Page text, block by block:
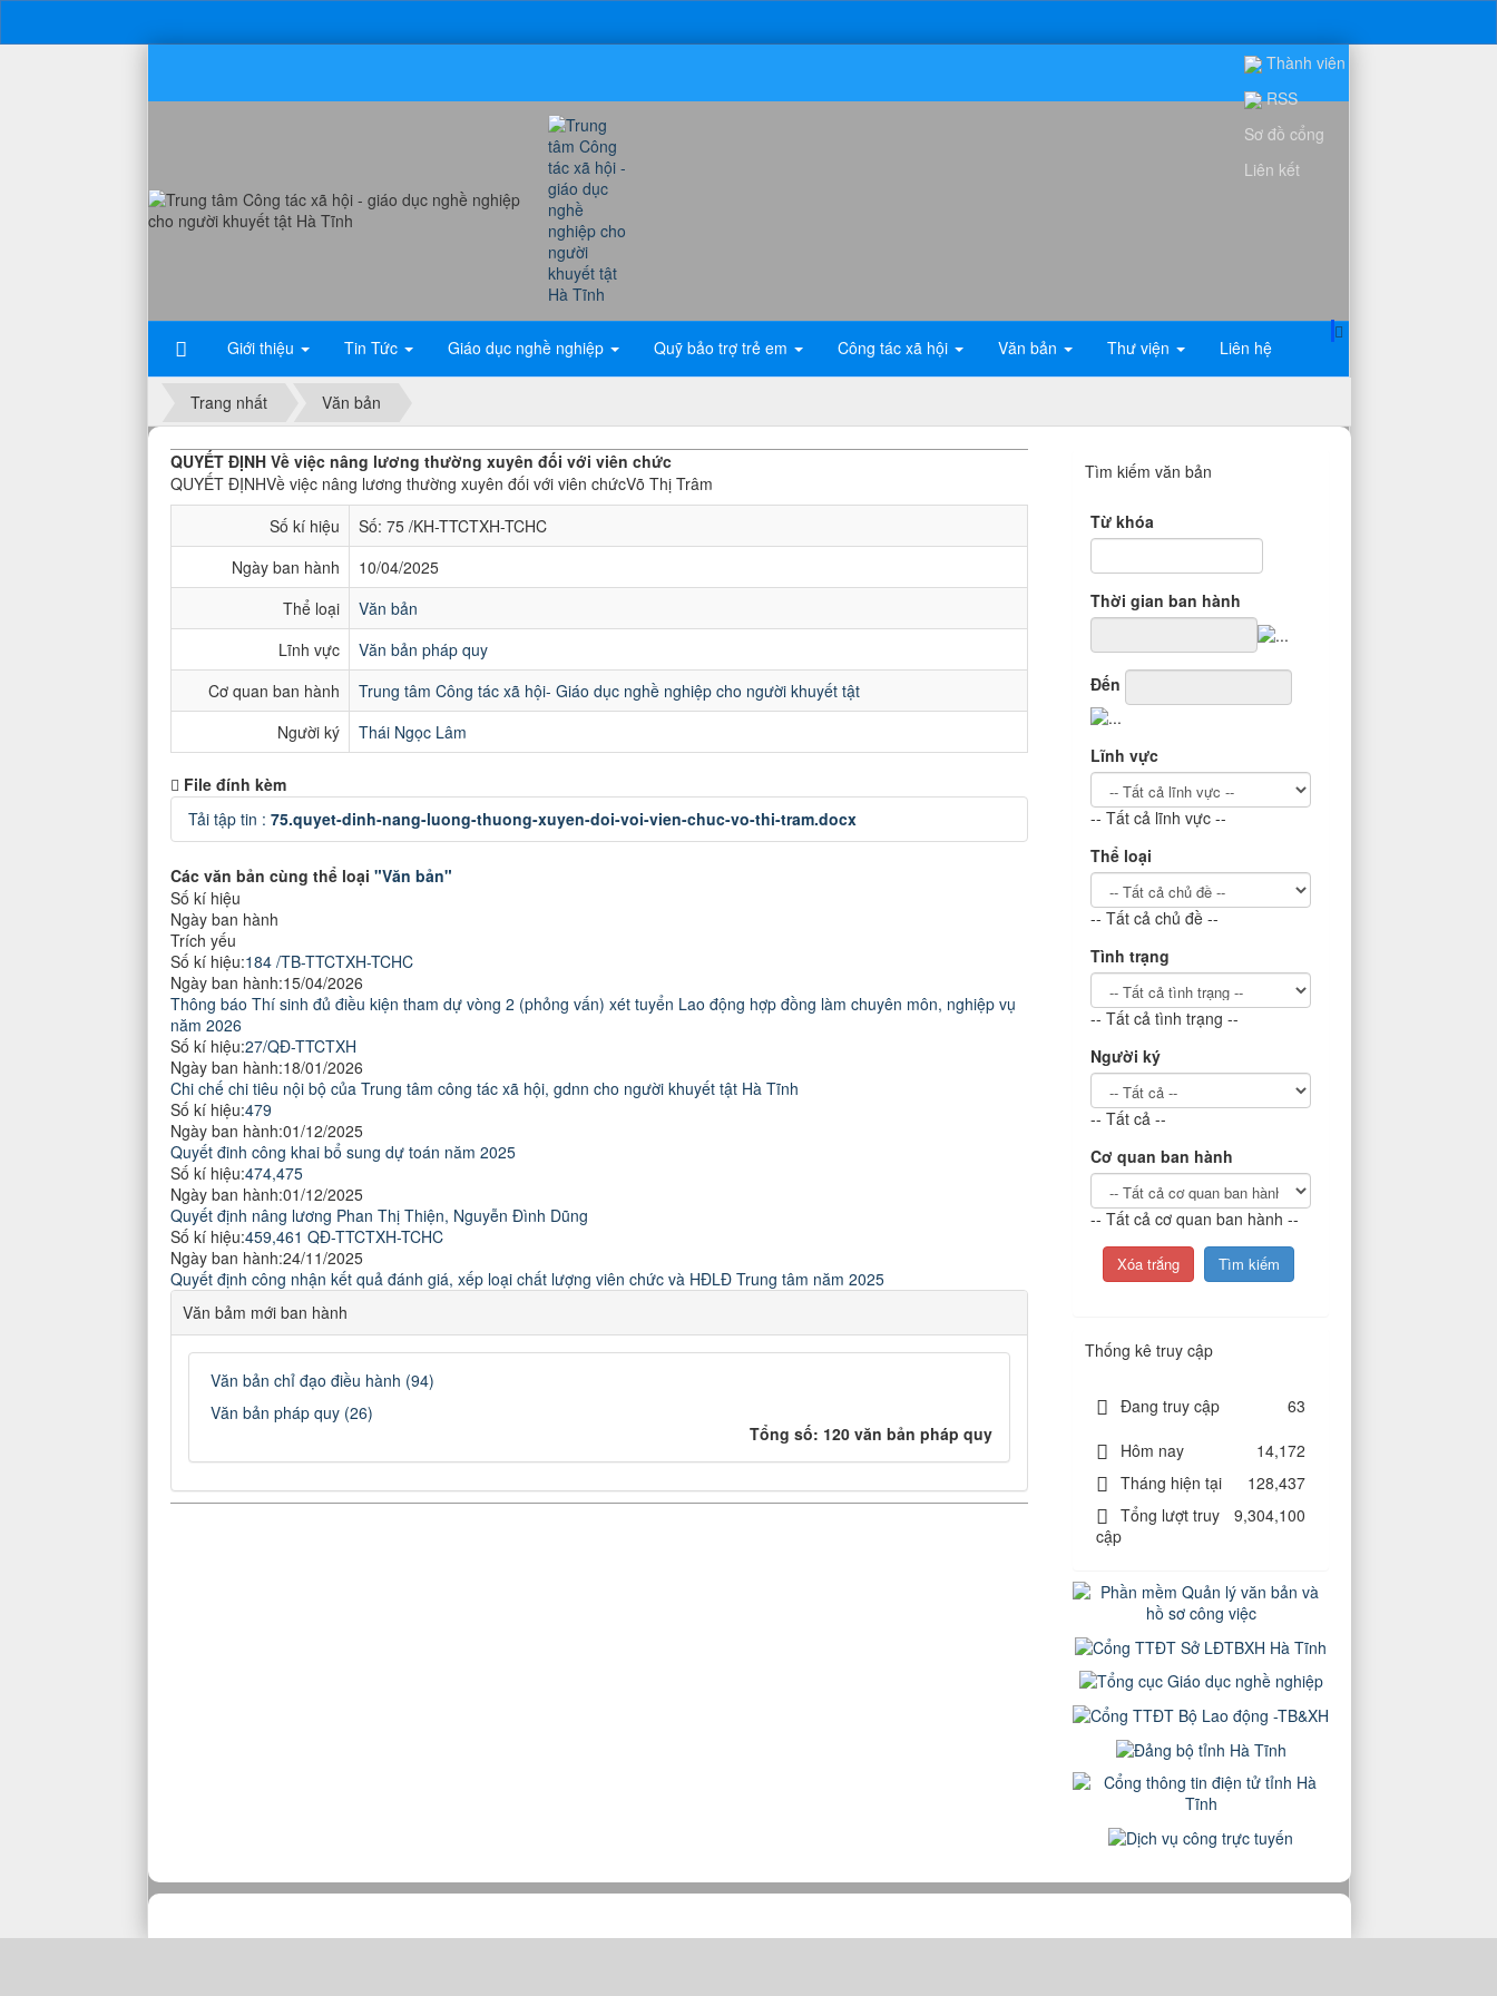
Giới thiệu Tin Tức Giáo dục nghề nghiệp Quỹ bảo trợ trẻ em Công tác xã hội Văn bản Thư viện Liên hệ
Thành viên
RSS
Sơ đồ cổng
Liên kết
Trang nhất Văn bản
QUYẾT ĐỊNH Về việc nâng lương thường xuyên đối với viên chức
QUYẾT ĐỊNHVề việc nâng lương thường xuyên đối với viên chứcVõ Thị Trâm
Số kí hiệu
Số: 75 /KH-TTCTXH-TCHC
Ngày ban hành
10/04/2025
Thể loại
Văn bản
Lĩnh vực
Văn bản pháp quy
Cơ quan ban hành
Trung tâm Công tác xã hội- Giáo dục nghề nghiệp cho người khuyết tật
Người ký
Thái Ngọc Lâm
File đính kèm
Tải tập tin : 75.quyet-dinh-nang-luong-thuong-xuyen-doi-voi-vien-chuc-vo-thi-tram.docx
Các văn bản cùng thể loại "Văn bản"
Số kí hiệu
Ngày ban hành
Trích yếu
Số kí hiệu:184 /TB-TTCTXH-TCHC
Ngày ban hành:15/04/2026
Thông báo Thí sinh đủ điều kiện tham dự vòng 2 (phỏng vấn) xét tuyển Lao động hợp đồng làm chuyên môn, nghiệp vụ
năm 2026
Số kí hiệu:27/QĐ-TTCTXH
Ngày ban hành:18/01/2026
Chi chế chi tiêu nội bộ của Trung tâm công tác xã hội, gdnn cho người khuyết tật Hà Tĩnh
Số kí hiệu:479
Ngày ban hành:01/12/2025
Quyết đinh công khai bổ sung dự toán năm 2025
Số kí hiệu:474,475
Ngày ban hành:01/12/2025
Quyết định nâng lương Phan Thị Thiện, Nguyễn Đình Dũng
Số kí hiệu:459,461 QĐ-TTCTXH-TCHC
Ngày ban hành:24/11/2025
Quyết định công nhận kết quả đánh giá, xếp loại chất lượng viên chức và HĐLĐ Trung tâm năm 2025
Văn bảm mới ban hành
Văn bản chỉ đạo điều hành (94)
Văn bản pháp quy (26)
Tổng số: 120 văn bản pháp quy
Tìm kiếm văn bản
Từ khóa
Thời gian ban hành
Đến
Lĩnh vực
-- Tất cả lĩnh vực --
Thể loại
-- Tất cả chủ đề --
Tình trạng
-- Tất cả tình trạng --
Người ký
-- Tất cả --
Cơ quan ban hành
-- Tất cả cơ quan ban hành --
Thống kê truy cập
Đang truy cập
63
Hôm nay
14,172
Tháng hiện tại
128,437
Tổng lượt truy
cập
9,304,100